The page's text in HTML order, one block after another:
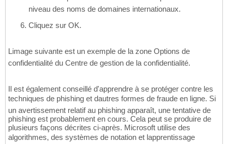
niveau des noms de domaines internationaux.
Cliquez sur OK.
Limage suivante est un exemple de la zone Options de
confidentialité du Centre de gestion de la confidentialité.
Il est également conseillé d'apprendre à se protéger contre les
techniques de phishing et dautres formes de fraude en ligne. Si
un avertissement relatif au phishing apparaît, une tentative de
phishing est probablement en cours. Cela peut se produire de
plusieurs façons décrites ci-après. Microsoft utilise des
algorithmes, des systèmes de notation et lapprentissage